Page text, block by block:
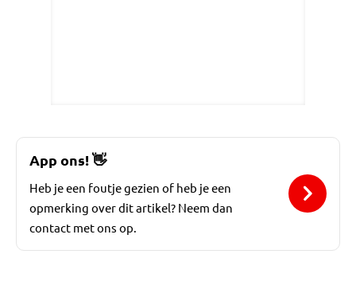
App ons! 👋
Heb je een foutje gezien of heb je een
opmerking over dit artikel? Neem dan
contact met ons op.